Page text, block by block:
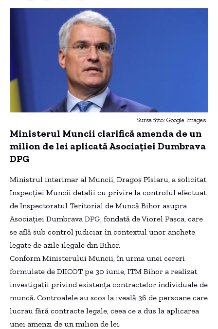
Sursa foto: Google Images
Ministerul Muncii clarifică amenda de un
milion de lei aplicată Asociaţiei Dumbrava
DPG
Ministrul interimar al Muncii, Dragoş Pîslaru, a solicitat
Inspecţiei Muncii detalii cu privire la controlul efectuat
de Inspectoratul Teritorial de Muncă Bihor asupra
Asociaţiei Dumbrava DPG, fondată de Viorel Paşca, care
se află sub control judiciar în contextul unor anchete
legate de azile ilegale din Bihor.
Conform Ministerului Muncii, în urma unei cereri
formulate de DIICOT pe 30 iunie, ITM Bihor a realizat
investigaţii privind existenţa contractelor individuale de
muncă. Controalele au scos la iveală 36 de persoane care
lucrau fără contracte legale, ceea ce a dus la aplicarea
unei amenzi de un milion de lei.